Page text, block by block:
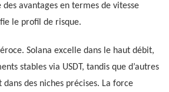
avantages en termes de vitesse
le profil de risque.
Solana excelle dans le haut débit,
stables via USDT, tandis que d’autres
dans des niches précises. La force